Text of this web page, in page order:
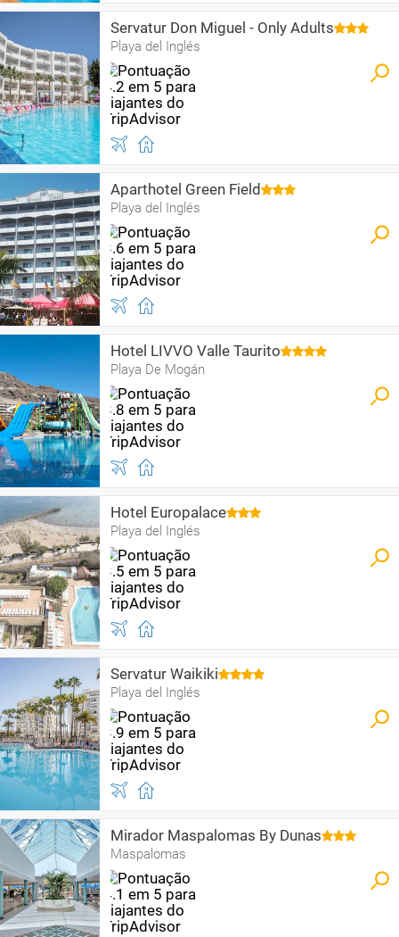
Servatur Don Miguel - Only Adults
Playa del Inglés
Aparthotel Green Field
Playa del Inglés
Hotel LIVVO Valle Taurito
Playa De Mogán
Hotel Europalace
Playa del Inglés
Servatur Waikiki
Playa del Inglés
Mirador Maspalomas By Dunas
Maspalomas